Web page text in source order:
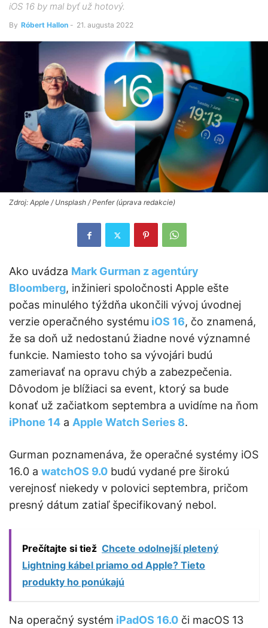
iOS 16 by mal byť už hotový.
By Róbert Hallon - 21. augusta 2022
Zdroj: Apple / Unsplash / Penfer (úprava redakcie)
Ako uvádza Mark Gurman z agentúry
Bloomberg, inžinieri spoločnosti Apple ešte
počas minulého týždňa ukončili vývoj úvodnej
verzie operačného systému iOS 16, čo znamená,
že sa doň už nedostanú žiadne nové významné
funkcie. Namiesto toho sa vývojári budú
zameriavať na opravu chýb a zabezpečenia.
Dôvodom je blížiaci sa event, ktorý sa bude
konať už začiatkom septembra a uvidíme na ňom
iPhone 14 a Apple Watch Series 8.
Gurman poznamenáva, že operačné systémy iOS
16.0 a watchOS 9.0 budú vydané pre širokú
verejnosť niekedy v polovici septembra, pričom
presný dátum zatiaľ špecifikovaný nebol.
Prečítajte si tiež Chcete odolnejší pletený
Lightning kábel priamo od Apple? Tieto
produkty ho ponúkajú
Na operačný systém iPadOS 16.0 či macOS 13